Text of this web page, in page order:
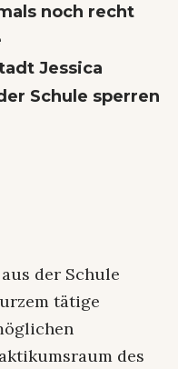
noch recht
Jessica
Schule sperren
der Schule
tätige
des